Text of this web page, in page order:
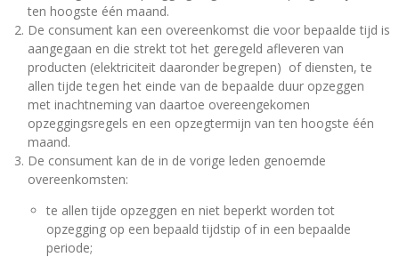
ten hoogste één maand.
De consument kan een overeenkomst die voor bepaalde tijd is
aangegaan en die strekt tot het geregeld afleveren van
producten (elektriciteit daaronder begrepen) of diensten, te
allen tijde tegen het einde van de bepaalde duur opzeggen
met inachtneming van daartoe overeengekomen
opzeggingsregels en een opzegtermijn van ten hoogste één
maand.
De consument kan de in de vorige leden genoemde
overeenkomsten:
te allen tijde opzeggen en niet beperkt worden tot
opzegging op een bepaald tijdstip of in een bepaalde
periode;